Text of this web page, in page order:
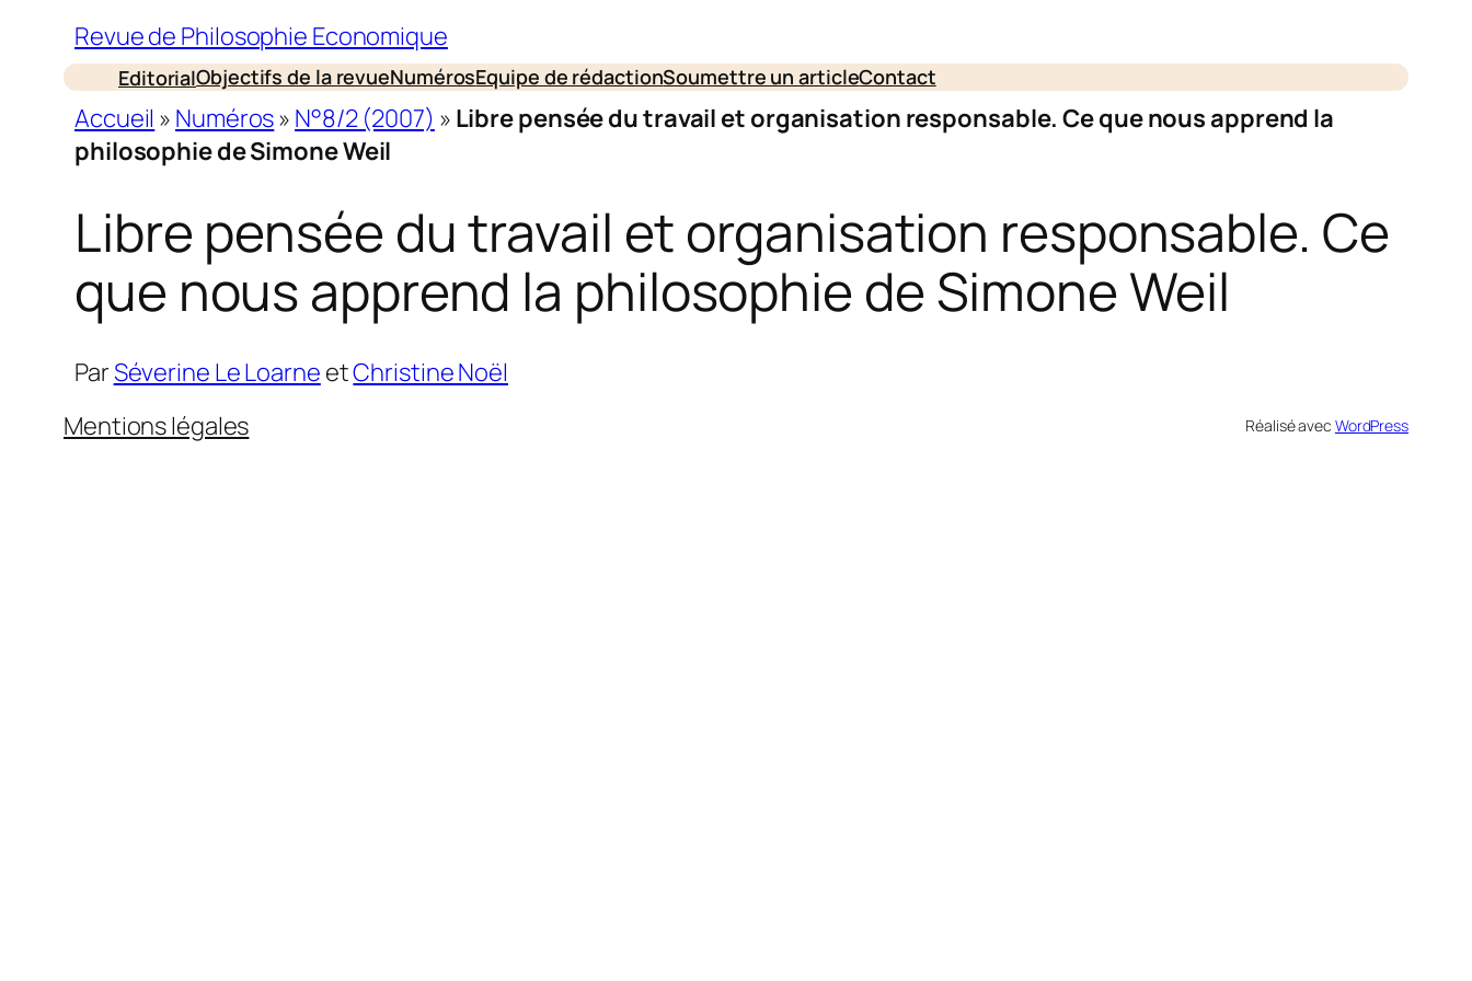
Revue de Philosophie Economique
EditorialObjectifs de la revueNumérosEquipe de rédactionSoumettre un articleContact
Accueil » Numéros» N°8/2 (2007) » Libre pensée du travail et organisation responsable. Ce que nous apprend la
philosophie de Simone Weil
Libre pensée du travail et organisation responsable. Ce
que nous apprend la philosophie de Simone Weil
ParSéverine Le Loarne etChristine Noël
Mentions légales
Réalisé avec WordPress